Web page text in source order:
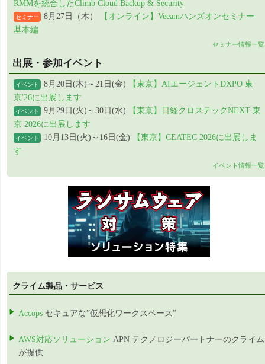
RMMを統合したClimb Cloud Backup & Security
セミナー 8月27日（木）
【オンライン】Veeamハンズオンセミナー
基本編
セミナー情報一覧
出展・参加イベント
イベント 8月20日(木)～21日(金)
【東京】AIエージェントDXPO 東
京'26に出展します
イベント 9月29日(火)～30日(水)
【東京】日経クロステックNEXT 東
京 2026に出展します
イベント 10月13日(火)～16日(金)
【東京】CEATEC 2026に出展しま
す
イベント情報一覧
クライム製品・サービス
Accops セキュアな”仮想化ワークスペース”
AWS対応ソリューション APN テクノロジーパートナーのクライム
が提供